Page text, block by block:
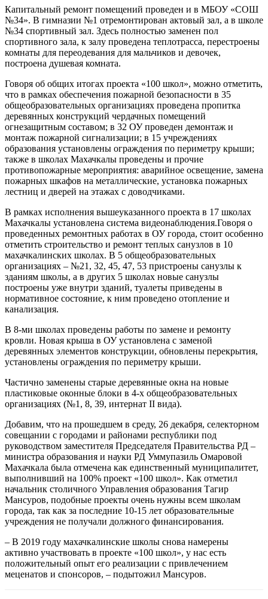
Капитальный ремонт помещений проведен и в МБОУ «СОШ
№34». В гимназии №1 отремонтирован актовый зал, а в школе
№34 спортивный зал. Здесь полностью заменен пол
спортивного зала, к залу проведена теплотрасса, перестроены
комнаты для переодевания для мальчиков и девочек,
построена душевая комната.
Говоря об общих итогах проекта «100 школ», можно отметить,
что в рамках обеспечения пожарной безопасности в 35
общеобразовательных организациях проведена пропитка
деревянных конструкций чердачных помещений
огнезащитным составом; в 32 ОУ проведен демонтаж и
монтаж пожарной сигнализации; в 15 учреждениях
образования установлены ограждения по периметру крыши;
также в школах Махачкалы проведены и прочие
противопожарные мероприятия: аварийное освещение, замена
пожарных шкафов на металлические, установка пожарных
лестниц и дверей на этажах с доводчиками.
В рамках исполнения вышеуказанного проекта в 17 школах
Махачкалы установлена система видеонаблюдения.Говоря о
проведенных ремонтных работах в ОУ города, стоит особенно
отметить строительство и ремонт теплых санузлов в 10
махачкалинских школах. В 5 общеобразовательных
организациях – №21, 32, 45, 47, 53 пристроены санузлы к
зданиям школы, а в других 5 школах новые санузлы
построены уже внутри зданий, туалеты приведены в
нормативное состояние, к ним проведено отопление и
канализация.
В 8-ми школах проведены работы по замене и ремонту
кровли. Новая крыша в ОУ установлена с заменой
деревянных элементов конструкции, обновлены перекрытия,
установлены ограждения по периметру крыши.
Частично заменены старые деревянные окна на новые
пластиковые оконные блоки в 4-х общеобразовательных
организациях (№1, 8, 39, интернат II вида).
Добавим, что на прошедшем в среду, 26 декабря, селекторном
совещании с городами и районами республики под
руководством заместителя Председателя Правительства РД –
министра образования и науки РД Уммупазиль Омаровой
Махачкала была отмечена как единственный муниципалитет,
выполнивший на 100% проект «100 школ». Как отметил
начальник столичного Управления образования Тагир
Мансуров, подобные проекты очень нужны всем школам
города, так как за последние 10-15 лет образовательные
учреждения не получали должного финансирования.
– В 2019 году махачкалинские школы снова намерены
активно участвовать в проекте «100 школ», у нас есть
положительный опыт его реализации с привлечением
меценатов и спонсоров, – подытожил Мансуров.